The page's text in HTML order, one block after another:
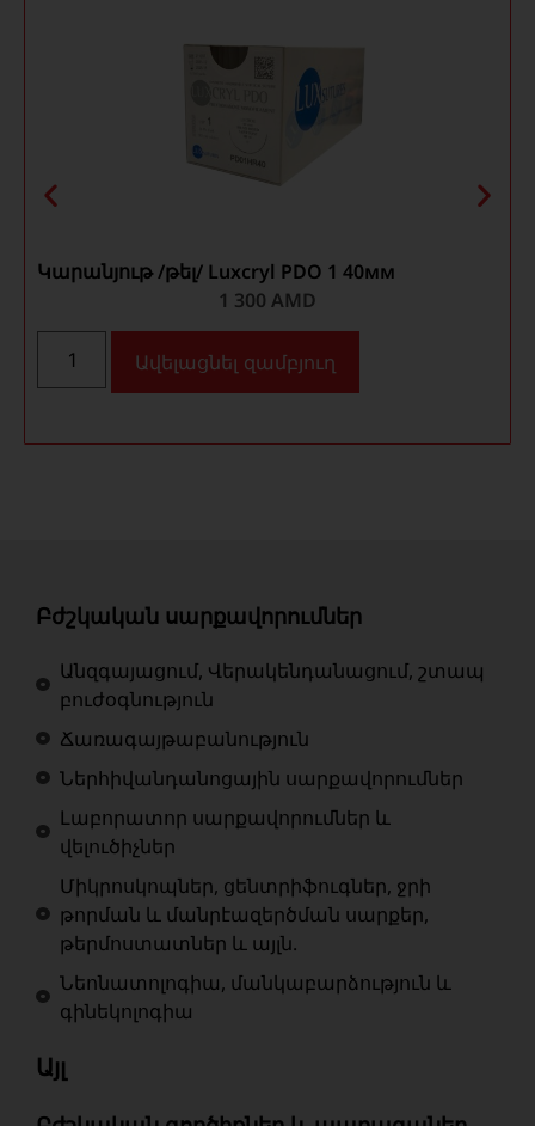
Կարանյութ /թել/ Luxcryl PDO 1 40мм
1 300 AMD
Ավելացնել զամբյուղ
Բժշկական սարքավորումներ
Անզգայացում, Վերակենդանացում, շտապ
բուժօգնություն
Ճառագայթաբանություն
Ներհիվանդանոցային սարքավորումներ
Լաբորատոր սարքավորումներ և
վելուծիչներ
Միկրոսկոպներ, ցենտրիֆուգներ, ջրի
թորման և մանրէազերծման սարքեր,
թերմոստատներ և այլն.
Նեոնատոլոգիա, մանկաբարձություն և
գինեկոլոգիա
Այլ